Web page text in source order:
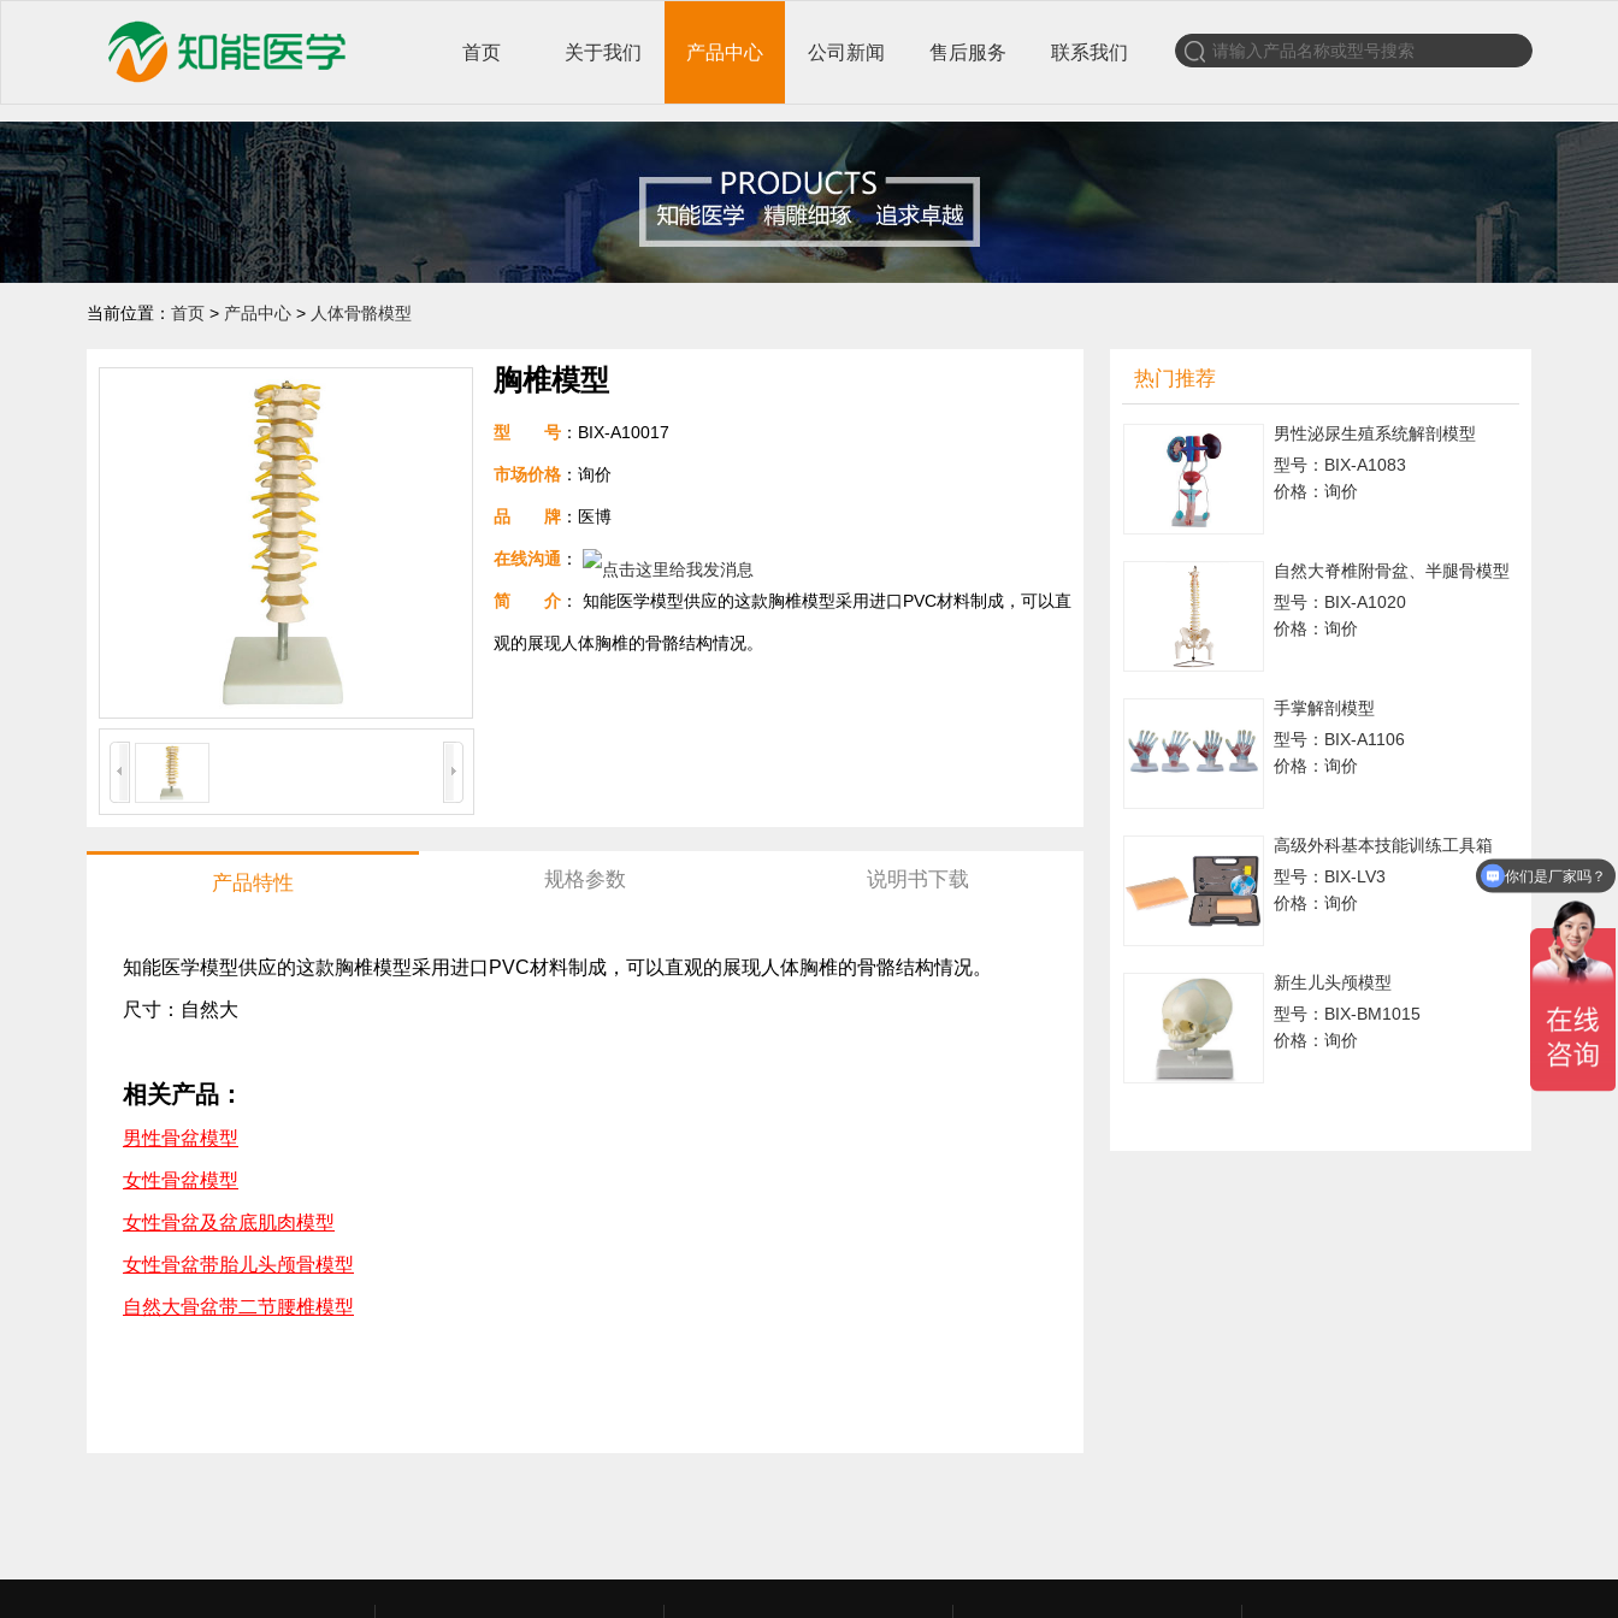
首页 关于我们 产品中心 公司新闻 售后服务 联系我们
当前位置： 首页 > 产品中心 > 人体骨骼模型
胸椎模型
型 号 ：BIX-A10017
市场价格 ：询价
品 牌 ：医博
在线沟通 ：
简 介 ： 知能医学模型供应的这款胸椎模型采用进口PVC材料制成，可以直
观的展现人体胸椎的骨骼结构情况。
产品特性 规格参数 说明书下载
知能医学模型供应的这款胸椎模型采用进口PVC材料制成，可以直观的展现人体胸椎的骨骼结构情况。
尺寸：自然大
相关产品：
男性骨盆模型
女性骨盆模型
女性骨盆及盆底肌肉模型
女性骨盆带胎儿头颅骨模型
自然大骨盆带二节腰椎模型
热门推荐
男性泌尿生殖系统解剖模型
型号：BIX-A1083
价格：询价
自然大脊椎附骨盆、半腿骨模型
型号：BIX-A1020
价格：询价
手掌解剖模型
型号：BIX-A1106
价格：询价
高级外科基本技能训练工具箱
型号：BIX-LV3
价格：询价
新生儿头颅模型
型号：BIX-BM1015
价格：询价
你们是厂家吗？